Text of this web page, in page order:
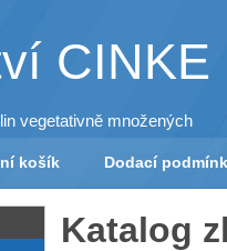
CINKE
vegetativně množených
košík Dodací
Katalog